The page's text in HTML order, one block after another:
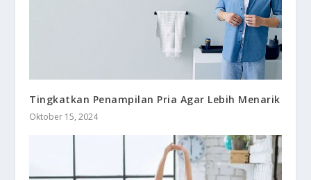
Tingkatkan Penampilan Pria Agar Lebih Menarik
Oktober 15, 2024